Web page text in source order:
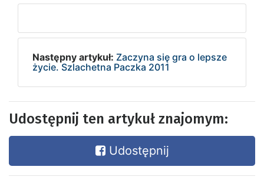
Następny artykuł: Zaczyna się gra o lepsze
życie. Szlachetna Paczka 2011
Udostępnij ten artykuł znajomym:
Udostępnij